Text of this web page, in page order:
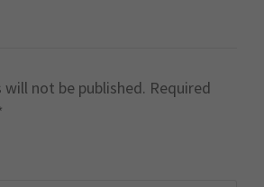
will not be published. Required